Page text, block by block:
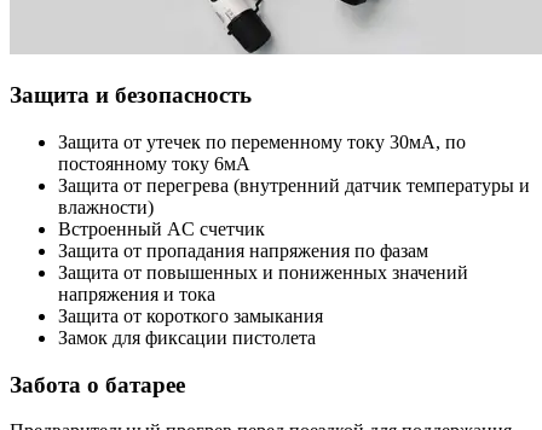
Защита и безопасность
Защита от утечек по переменному току 30мА, по
постоянному току 6мА
Защита от перегрева (внутренний датчик температуры и
влажности)
Встроенный AC счетчик
Защита от пропадания напряжения по фазам
Защита от повышенных и пониженных значений
напряжения и тока
Защита от короткого замыкания
Замок для фиксации пистолета
Забота о батарее